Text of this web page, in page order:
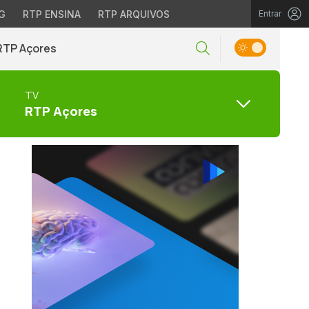
RTP ENSINA RTP ARQUIVOS Entrar
Açores
TV
RTP Açores